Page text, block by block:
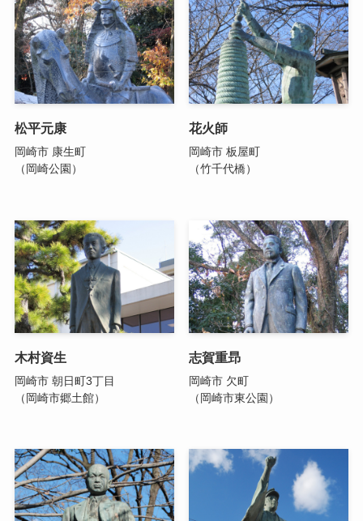
松平元康
岡崎市 康生町
（岡崎公園）
花火師
岡崎市 板屋町
（竹千代橋）
木村資生
岡崎市 朝日町3丁目
（岡崎市郷土館）
志賀重昻
岡崎市 欠町
（岡崎市東公園）